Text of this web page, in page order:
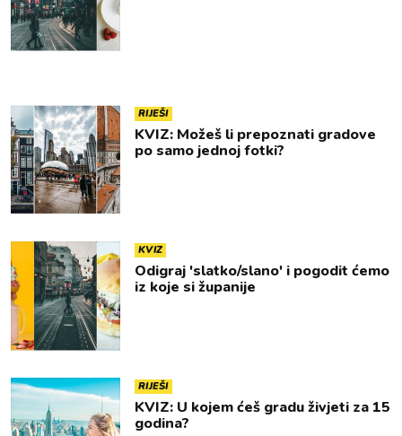
RIJEŠI
KVIZ: Možeš li prepoznati gradove
po samo jednoj fotki?
KVIZ
Odigraj 'slatko/slano' i pogodit ćemo
iz koje si županije
RIJEŠI
KVIZ: U kojem ćeš gradu živjeti za 15
godina?